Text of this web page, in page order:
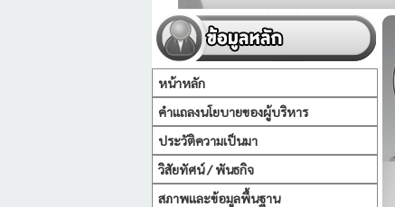
หน้าหลัก
คำแถลงนโยบายของผู้บริหาร
ประวัติความเป็นมา
วิสัยทัศน์ / พันธกิจ
สภาพและข้อมูลพื้นฐาน